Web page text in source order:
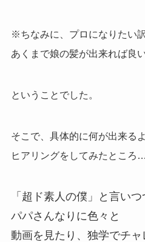
※ちなみに、プロになりたい
あくまで娘の髪が出来れば良
ということでした。
そこで、具体的に何が出来る
ヒアリングをしてみたところ…
「超ド素人の僕」と言いつ
パパさんなりに色々と
動画を見たり、独学でチ